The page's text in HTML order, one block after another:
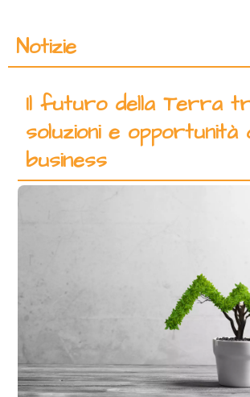
Notizie
Il futuro della Terra
soluzioni e opportunità
business